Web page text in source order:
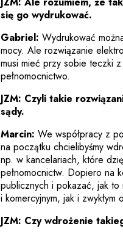
się go wydrukować.
Gabriel: Wydrukować
mocy. Ale rozwiązanie
musi mieć przy sobie teczki
pełnomocnictwo.
JZM: Czyli takie
sądy.
Marcin: We współpracy z
na początku chcielibyśmy
np. w kancelariach, które
pełnomocnictw. Dopiero na
publicznych i pokazać, jak to
i komercyjnym, jak i zwykłym
JZM: Czy wdrożenie